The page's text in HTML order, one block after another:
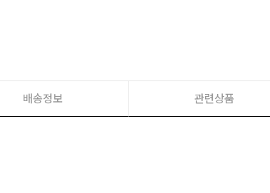
배송정보 관련상품